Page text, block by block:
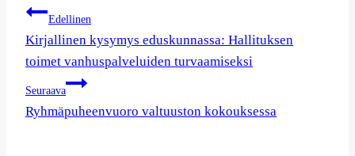
Artikkelien
selaus
Edellinen
Kirjallinen kysymys eduskunnassa: Hallituksen
toimet vanhuspalveluiden turvaamiseksi
Seuraava
Ryhmäpuheenvuoro valtuuston kokouksessa